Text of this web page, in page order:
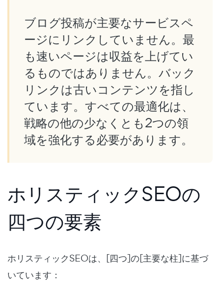
ブログ投稿が主要なサービスペ
ージにリンクしていません。最
も速いページは収益を上げてい
るものではありません。バック
リンクは古いコンテンツを指し
ています。すべての最適化は、
戦略の他の少なくとも2つの領
域を強化する必要があります。
ホリスティックSEOの
四つの要素
ホリスティックSEOは、[四つ]の[主要な柱]に基づ
いています：